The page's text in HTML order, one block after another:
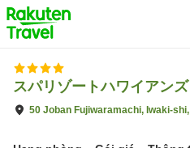
to
top
page
スパリゾートハワイアン
50 Joban Fujiwaramachi, Iwaki-